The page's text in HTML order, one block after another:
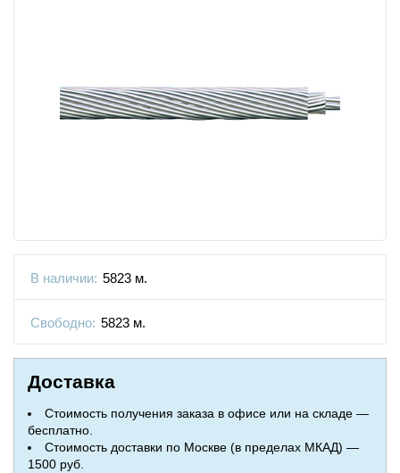
В наличии: 5823 м.
Свободно: 5823 м.
Доставка
Стоимость получения заказа в офисе или на складе —
бесплатно.
Стоимость доставки по Москве (в пределах МКАД) —
1500 руб.